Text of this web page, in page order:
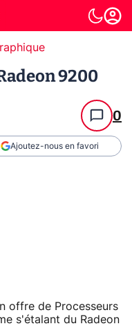
9200
0
Ajoutez-nous en favori
offre de Processeurs
s'étalant du Radeon